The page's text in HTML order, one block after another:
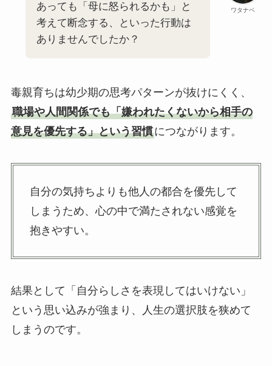
ワタナベ
あっても「母に怒られるかも」と
考えて断念する、といった行動は
ありませんでしたか？
毒親育ちは幼少期の思考パターンが抜けにくく、
職場や人間関係でも「嫌われたくないから相手の
意見を優先する」という習慣につながります。
自分の気持ちよりも他人の都合を優先して
しまうため、心の中で満たされない感覚を
抱きやすい。
結果として「自分らしさを表現してはいけない」
という思い込みが強まり、人生の選択肢を狭めて
しまうのです。